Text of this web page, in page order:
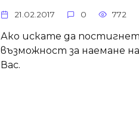
21.02.2017 0 772
Ако искате да
възможност за наемане
Вас.